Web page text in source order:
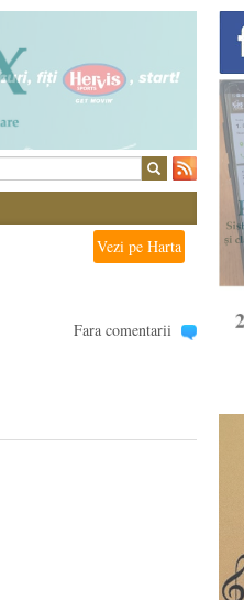
Vezi pe Harta
Fara comentarii